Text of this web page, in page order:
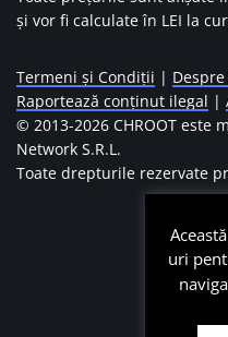
și vor fi calculate în LEI la
Termeni și Condiții |
Raportează conținut ilegal |
© 2013-2026 CHROOT este
Network S.R.L.
Toate drepturile rezervate
uri